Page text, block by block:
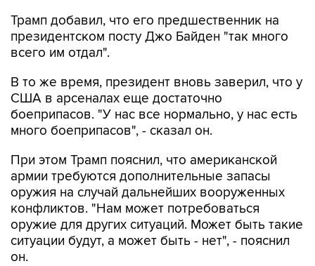
Трамп добавил, что его предшественник на
президентском посту Джо Байден "так много
всего им отдал".
В то же время, президент вновь заверил, что у
США в арсеналах еще достаточно
боеприпасов. "У нас все нормально, у нас есть
много боеприпасов", - сказал он.
При этом Трамп пояснил, что американской
армии требуются дополнительные запасы
оружия на случай дальнейших вооруженных
конфликтов. "Нам может потребоваться
оружие для других ситуаций. Может быть такие
ситуации будут, а может быть - нет", - пояснил
он.